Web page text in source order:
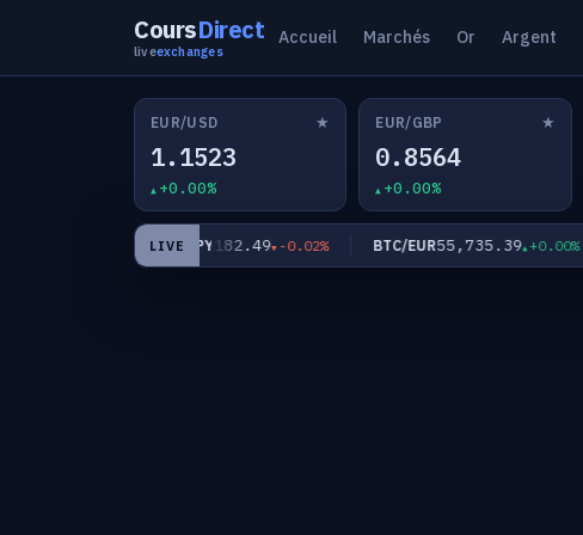
CoursDirect
liveexchanges
Accueil Marchés Or Argent
EUR/USD ★
1.1523
+0.00%
EUR/GBP ★
0.8564
+0.00%
LIVE
EUR/JPY 182.49 -0.02% BTC/EUR55,735.39 +0.00%